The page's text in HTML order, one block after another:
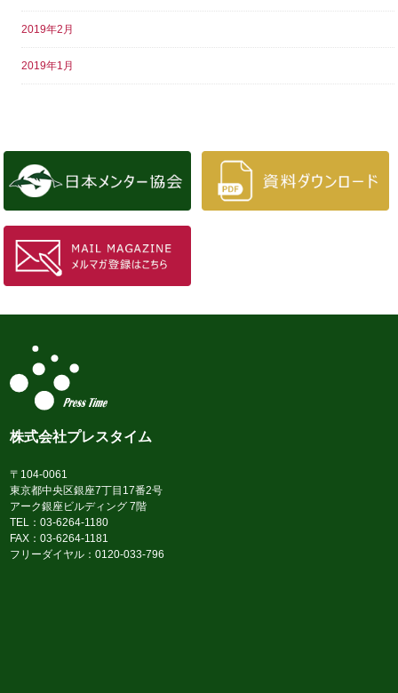
2019年2月
2019年1月
株式会社プレスタイム
〒104-0061
東京都中央区銀座7丁目17番2号
アーク銀座ビルディング 7階
TEL：03-6264-1180
FAX：03-6264-1181
フリーダイヤル：0120-033-796